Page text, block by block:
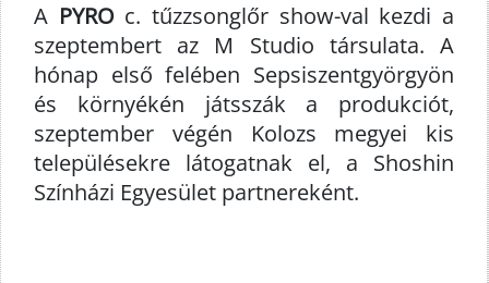
A PYROc. tűzzsonglőr show-val kezdi a
szeptembert az M Studio társulata. A
hónap első felében Sepsiszentgyörgyön
és környékén játsszák a produkciót,
szeptember végén Kolozs megyei kis
településekre látogatnak el, a Shoshin
Színházi Egyesület partnereként.